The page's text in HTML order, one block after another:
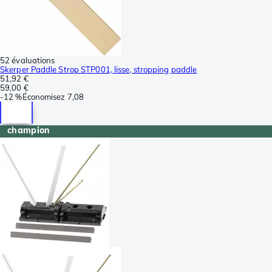
52 évaluations
Skerper Paddle Strop STP001, lisse, stropping paddle
51,92 €
59,00 €
-12 %Économisez 7,08
champion